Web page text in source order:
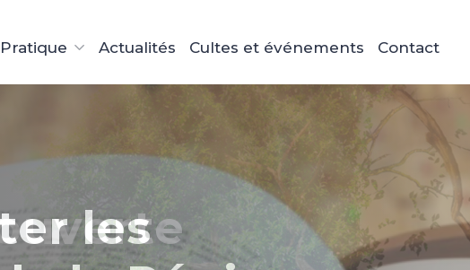
Pratique Actualités Cultes et événements Contact
les